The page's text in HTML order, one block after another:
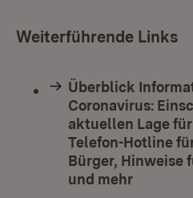
Weiterführende Links
Überblick
Coronavirus:
aktuellen Lage
Telefon-Hotline
Bürger, Hinweise
und mehr